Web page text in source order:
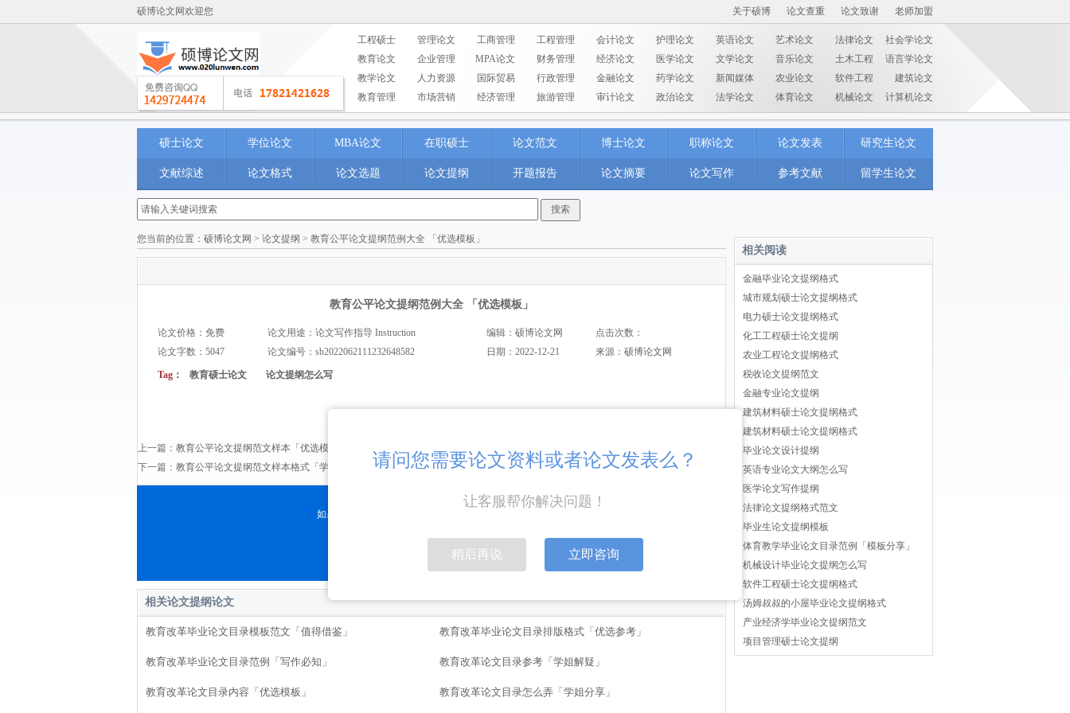
硕博论文网欢迎您 关于硕博 论文查重 论文致谢 老师加盟
工程硕士 管理论文 工商管理 工程管理 会计论文 护理论文 英语论文 艺术论文 法律论文
社会学论文
教育论文
企业管理 MPA论文 财务管理 经济论文 医学论文 文学论文 音乐论文 土木工程
语言学论文
教学论文
人力资源 国际贸易 行政管理 金融论文 药学论文 新闻媒体 农业论文 软件工程
建筑论文
教育管理
市场营销 经济管理 旅游管理 审计论文 政治论文 法学论文 体育论文 机械论文 计算机论文
硕士论文 学位论文 MBA论文 在职硕士 论文范文 博士论文 职称论文 论文发表 研究生论文
文献综述 论文格式 论文选题 论文提纲 开题报告 论文摘要 论文写作 参考文献 留学生论文
您当前的位置： 硕博论文网 > 论文提纲 > 教育公平论文提纲范例大全 「优选模板」
教育公平论文提纲范例大全 「优选模板」
论文价格：免费 论文用途：论文写作指导 Instruction 编辑：硕博论文网
点击次数：
论文字数：5047
论文编号： sb2022062111232648582 日期：2022-12-21 来源：硕博论文网
Tag： 教育硕士论文 论文提纲怎么写
上一篇： 教育公平论文提纲范文样本「优选模板」
下一篇： 教育公平论文提纲范文样本格式「学姐解疑」
如果您有论文相关需求，可以通过下面的方式联系我们
点击联系客服
相关论文提纲论文
教育改革毕业论文目录模板范文「值得借鉴」 教育改革毕业论文目录排版格式「优选参考」
教育改革毕业论文目录范例「写作必知」 教育改革论文目录参考「学姐解疑」
教育改革论文目录内容「优选模板」 教育改革论文目录怎么弄「学姐分享」
相关阅读
金融毕业论文提纲格式
城市规划硕士论文提纲格式
电力硕士论文提纲格式
化工工程硕士论文提纲
农业工程论文提纲格式
税收论文提纲范文
金融专业论文提纲
建筑材料硕士论文提纲格式
建筑材料硕士论文提纲格式
毕业论文设计提纲
英语专业论文大纲怎么写
医学论文写作提纲
法律论文提纲格式范文
毕业生论文提纲模板
体育教学毕业论文目录范例「模板分享」
机械设计毕业论文提纲怎么写
软件工程硕士论文提纲格式
汤姆叔叔的小屋毕业论文提纲格式
产业经济学毕业论文提纲范文
项目管理硕士论文提纲
请问您需要论文资料或者论文发表么？
让客服帮你解决问题！
稍后再说 立即咨询